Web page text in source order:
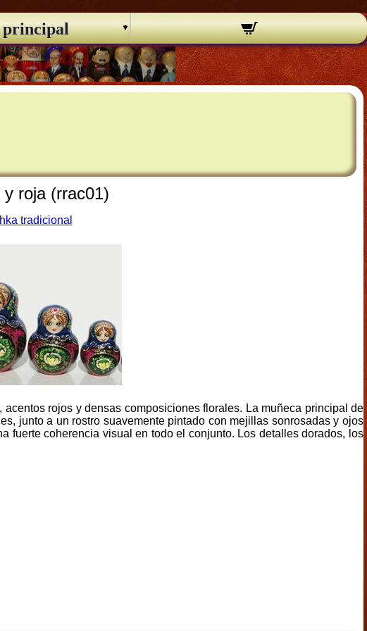
roja (rrac01)
tradicional
rojos y densas composiciones florales. La muñeca principal de
junto a un rostro suavemente pintado con mejillas sonrosadas y ojos
fuerte coherencia visual en todo el conjunto. Los detalles dorados, los